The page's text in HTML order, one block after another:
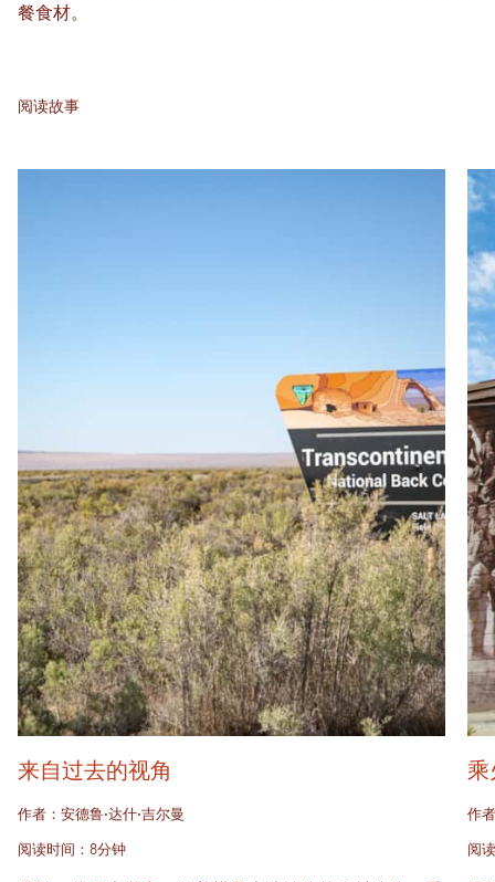
餐食材。
阅读故事
来自过去的视角
作者：安德鲁·达什·吉尔曼
阅读时间：8分钟
作
阅